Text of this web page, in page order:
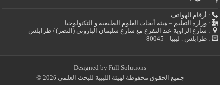
: أرقام الهواتف
: وزارة التعليم – هيئة أبحاث العلوم الطبيعية و التكنولوجيا
: شارع الزاوية عند التفرع مع شارع سليمان الباروني (النصر) / طرابلس
: طرابلس . ليبيا – 80045
Designed by Full Solutions
جميع الحقوق محفوظة لهيئة الليبية للبحث العلمي 2026 ©